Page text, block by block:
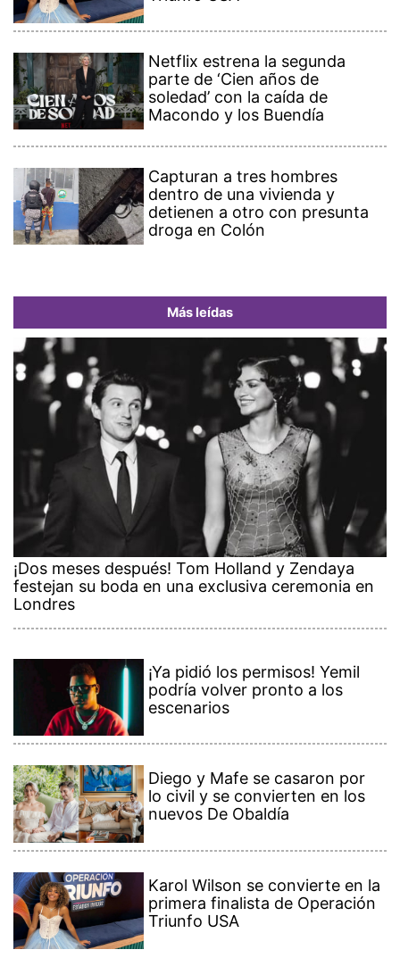
Netflix estrena la segunda
parte de ‘Cien años de
soledad’ con la caída de
Macondo y los Buendía
Capturan a tres hombres
dentro de una vivienda y
detienen a otro con presunta
droga en Colón
Más leídas
¡Dos meses después! Tom Holland y Zendaya
festejan su boda en una exclusiva ceremonia en
Londres
¡Ya pidió los permisos! Yemil
podría volver pronto a los
escenarios
Diego y Mafe se casaron por
lo civil y se convierten en los
nuevos De Obaldía
Karol Wilson se convierte en la
primera finalista de Operación
Triunfo USA